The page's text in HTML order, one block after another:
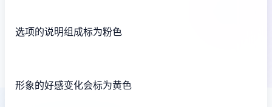
选项的说明组成标为粉色
形象的好感变化会标为黄色